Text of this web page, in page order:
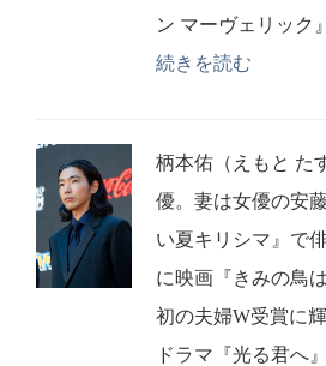
ン マーヴェリック
続きを読む
柄本佑（えもと た
優。妻は女優の安
い夏キリシマ』で
に映画『きみの鳥
初の夫婦W受賞に
ドラマ『光る君へ